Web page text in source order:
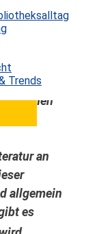
Trends
an
allgemein
es